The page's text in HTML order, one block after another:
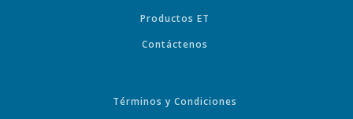
Productos ET
Contáctenos
Términos y Condiciones